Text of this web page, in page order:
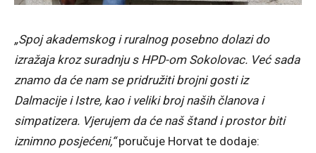
„Spoj akademskog i ruralnog posebno dolazi do
izražaja kroz suradnju s HPD-om Sokolovac. Već sada
znamo da će nam se pridružiti brojni gosti iz
Dalmacije i Istre, kao i veliki broj naših članova i
simpatizera. Vjerujem da će naš štand i prostor biti
iznimno posjećeni,“poručuje Horvat te dodaje: